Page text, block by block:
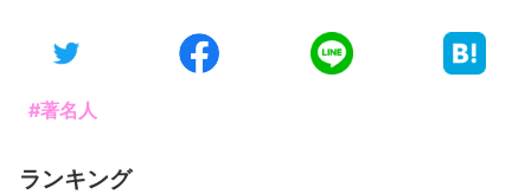
#著名人
ランキング